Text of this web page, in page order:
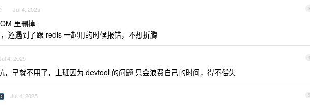
3
Jul 4, 2025
里删掉
还遇到了跟 redis 一起用的时候报错，不想折腾
4
4, 2025
，早就不用了，上班因为 devtool 的问题 只会浪费自己的时间，得不偿失
5
Jul 4, 2025